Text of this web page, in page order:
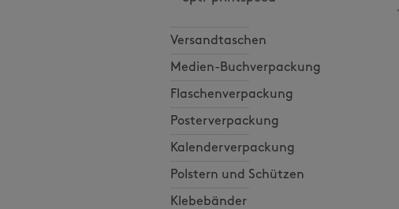
Versandtaschen
Medien-Buchverpackung
Flaschenverpackung
Posterverpackung
Kalenderverpackung
Polstern und Schützen
Klebebänder